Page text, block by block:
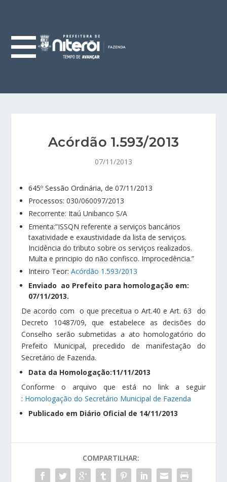
Acórdão 1.593/2013
07/11/2013
645º Sessão Ordinária, de 07/11/2013
Processos: 030/060097/2013
Recorrente: Itaú Unibanco S/A
Ementa:”ISSQN referente a serviços bancários
taxatividade e exaustividade da lista de serviços.
Incidência do tributo sobre os serviços realizados.
Multa e principio do não confisco. Improcedência.”
Inteiro Teor:Acórdão 1.593/2013
Enviado ao Prefeito para homologação em:
07/11/2013.
De acordo com o que preceitua o Art.40 e Art. 63 do
Decreto 10487/09, que estabelece as decisões do
Conselho serão submetidas a ato homologatório do
Prefeito Municipal, precedido de manifestação do
Secretário de Fazenda.
Data da Homologação:11/11/2013
Conforme o arquivo que está no link a seguir
: Homologação do Secretário Municipal de Fazenda
Publicado em Diário Oficial de 14/11/2013
COMPARTILHAR: